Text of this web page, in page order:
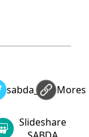
sabda_ylsaMores
Slideshare